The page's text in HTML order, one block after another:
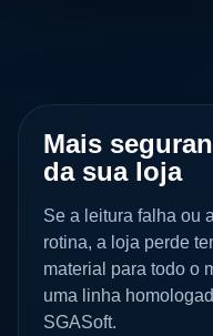
Mais
da sua loja
Se a leitura falha ou
rotina, a loja perde
material para todo o
uma linha
SGASoft.